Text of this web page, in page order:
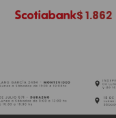
$1.862